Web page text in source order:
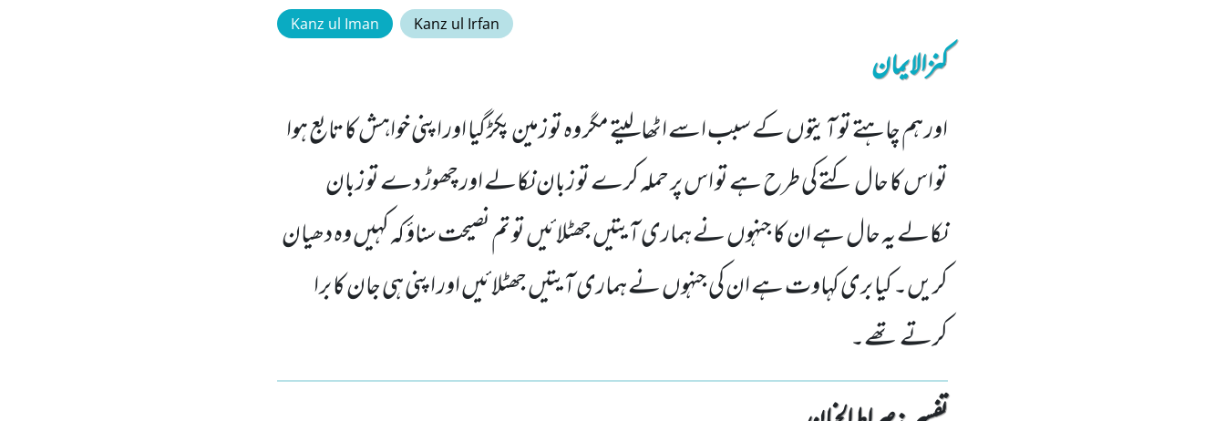
Kanz ul Iman Kanz ul Irfan
کنزالایمان
اور ہم چاہتے تو آیتوں کے سبب اسے اٹھالیتے مگر وہ تو زمین پکڑ گیا اور اپنی خواہش کا تابع ہوا
تو اس کا حال کتے کی طرح ہے تو اس پر حملہ کرے تو زبان نکالے اور چھوڑ دے تو زبان
نکالے یہ حال ہے ان کا جنہوں نے ہماری آیتیں جھٹلائیں تو تم نصیحت سناؤ کہ کہیں وہ دھیان
کریں۔ کیا بری کہاوت ہے ان کی جنہوں نے ہماری آیتیں جھٹلائیں اور اپنی ہی جان کا برا
کرتے تھے۔